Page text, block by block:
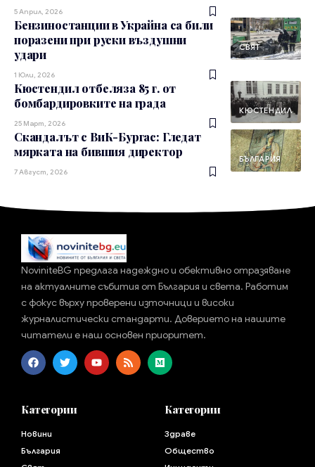
5 Април, 2026
СВЯТ
Бензиностанции в Украйна са били
поразени при руски въздушни
удари
1 Юли, 2026
КЮСТЕНДИЛ
Кюстендил отбеляза 85 г. от
бомбардировките на града
25 Март, 2026
БЪЛГАРИЯ
Скандалът с ВиК-Бургас: Гледат
мярката на бившия директор
7 Август, 2026
NoviniteBG предлага надеждно и обективно отразяване
на актуалните събития от България и света. Работим
с фокус върху проверени източници и високи
журналистически стандарти. Доверието на нашите
читатели е наш основен приоритет.
Категории
Новини
България
Категории
Здраве
Общество